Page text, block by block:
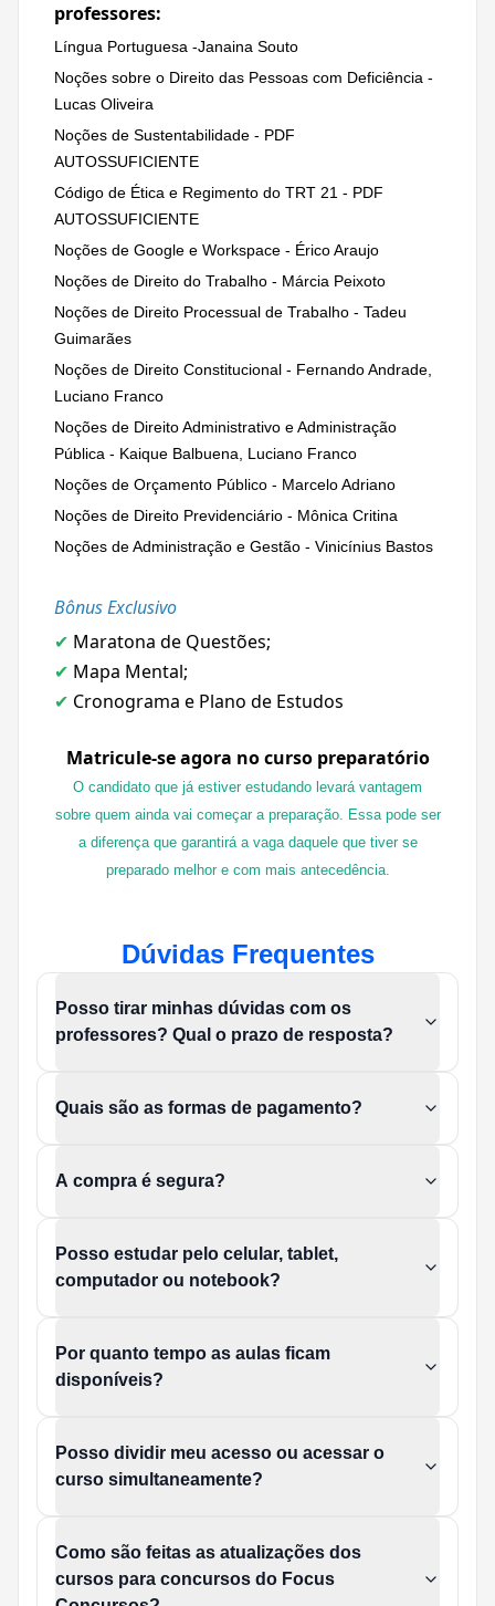
professores:
Língua Portuguesa -Janaina Souto
Noções sobre o Direito das Pessoas com Deficiência -
Lucas Oliveira
Noções de Sustentabilidade - PDF
AUTOSSUFICIENTE
Código de Ética e Regimento do TRT 21 - PDF
AUTOSSUFICIENTE
Noções de Google e Workspace - Érico Araujo
Noções de Direito do Trabalho - Márcia Peixoto
Noções de Direito Processual de Trabalho - Tadeu
Guimarães
Noções de Direito Constitucional - Fernando Andrade,
Luciano Franco
Noções de Direito Administrativo e Administração
Pública - Kaique Balbuena, Luciano Franco
Noções de Orçamento Público - Marcelo Adriano
Noções de Direito Previdenciário - Mônica Critina
Noções de Administração e Gestão - Vinicínius Bastos
Bônus Exclusivo
✔ Maratona de Questões;
✔ Mapa Mental;
✔ Cronograma e Plano de Estudos
Matricule-se agora no curso preparatório
O candidato que já estiver estudando levará vantagem
sobre quem ainda vai começar a preparação. Essa pode ser
a diferença que garantirá a vaga daquele que tiver se
preparado melhor e com mais antecedência.
Dúvidas Frequentes
Posso tirar minhas dúvidas com os
professores? Qual o prazo de resposta?
Quais são as formas de pagamento?
A compra é segura?
Posso estudar pelo celular, tablet,
computador ou notebook?
Por quanto tempo as aulas ficam
disponíveis?
Posso dividir meu acesso ou acessar o
curso simultaneamente?
Como são feitas as atualizações dos
cursos para concursos do Focus